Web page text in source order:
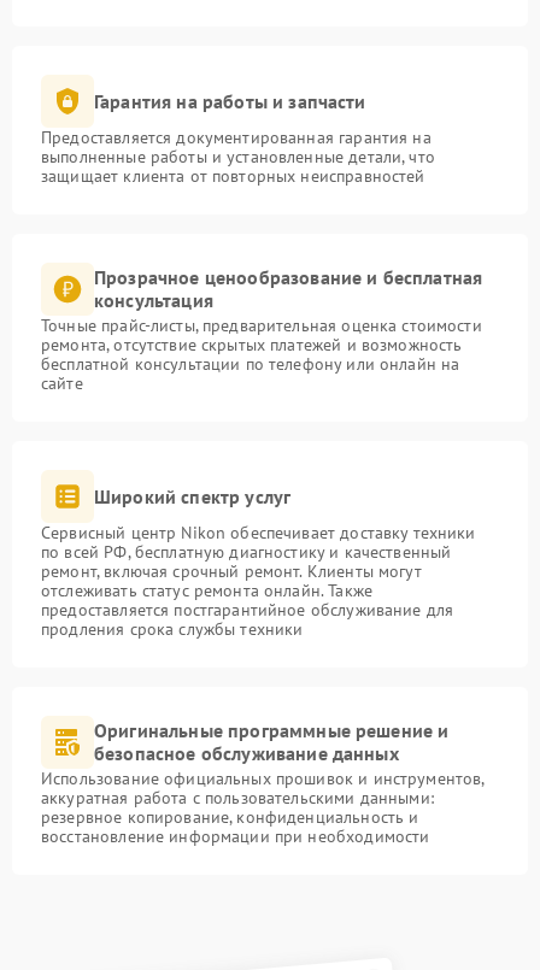
Гарантия на работы и запчасти
Предоставляется документированная гарантия на
выполненные работы и установленные детали, что
защищает клиента от повторных неисправностей
Прозрачное ценообразование и бесплатная
консультация
Точные прайс-листы, предварительная оценка стоимости
ремонта, отсутствие скрытых платежей и возможность
бесплатной консультации по телефону или онлайн на
сайте
Широкий спектр услуг
Сервисный центр Nikon обеспечивает доставку техники
по всей РФ, бесплатную диагностику и качественный
ремонт, включая срочный ремонт. Клиенты могут
отслеживать статус ремонта онлайн. Также
предоставляется постгарантийное обслуживание для
продления срока службы техники
Оригинальные программные решение и
безопасное обслуживание данных
Использование официальных прошивок и инструментов,
аккуратная работа с пользовательскими данными:
резервное копирование, конфиденциальность и
восстановление информации при необходимости